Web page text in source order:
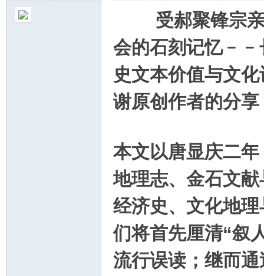
受郝聚锋宗亲
会的石刻记忆
史文本价值与文
谢原创作者的分享
本文以唐显庆二
地理志、金石文
经济史、文化地
们将首先厘清“叙
流行误读；继而